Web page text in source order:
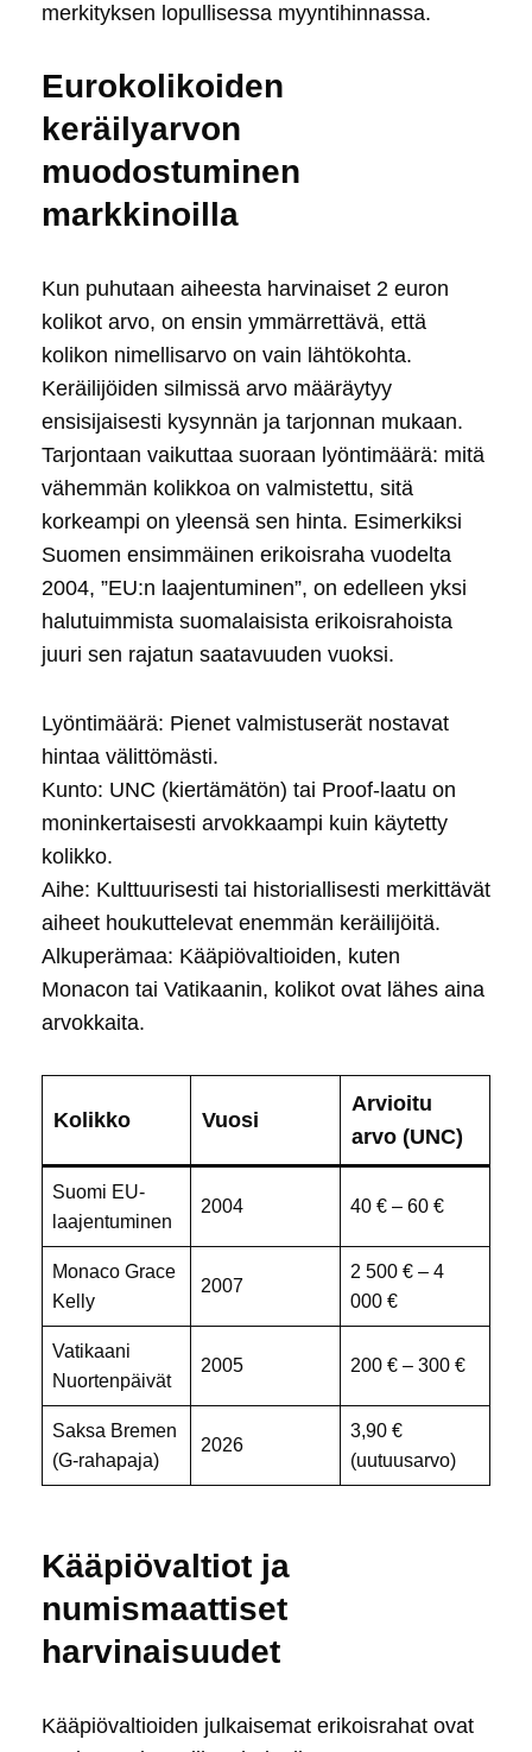
merkityksen lopullisessa myyntihinnassa.
Eurokolikoiden
keräilyarvon
muodostuminen
markkinoilla
Kun puhutaan aiheesta harvinaiset 2 euron
kolikot arvo, on ensin ymmärrettävä, että
kolikon nimellisarvo on vain lähtökohta.
Keräilijöiden silmissä arvo määräytyy
ensisijaisesti kysynnän ja tarjonnan mukaan.
Tarjontaan vaikuttaa suoraan lyöntimäärä: mitä
vähemmän kolikkoa on valmistettu, sitä
korkeampi on yleensä sen hinta. Esimerkiksi
Suomen ensimmäinen erikoisraha vuodelta
2004, ”EU:n laajentuminen”, on edelleen yksi
halutuimmista suomalaisista erikoisrahoista
juuri sen rajatun saatavuuden vuoksi.
Lyöntimäärä: Pienet valmistuserät nostavat
hintaa välittömästi.
Kunto: UNC (kiertämätön) tai Proof-laatu on
moninkertaisesti arvokkaampi kuin käytetty
kolikko.
Aihe: Kulttuurisesti tai historiallisesti merkittävät
aiheet houkuttelevat enemmän keräilijöitä.
Alkuperämaa: Kääpiövaltioiden, kuten
Monacon tai Vatikaanin, kolikot ovat lähes aina
arvokkaita.
Kolikko Vuosi
Arvioitu
arvo (UNC)
Suomi EU-
laajentuminen
2004 40 € – 60 €
Monaco Grace
Kelly
2007
2 500 € – 4
000 €
Vatikaani
Nuortenpäivät
2005 200 € – 300 €
Saksa Bremen
(G-rahapaja)
2026
3,90 €
(uutuusarvo)
Kääpiövaltiot ja
numismaattiset
harvinaisuudet
Kääpiövaltioiden julkaisemat erikoisrahat ovat